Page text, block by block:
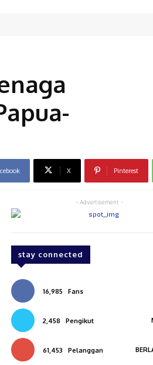
X Pinterest
- Advertisement -
stay connected
16,985 Fans
2,458 Pengikut
61,453 Pelanggan